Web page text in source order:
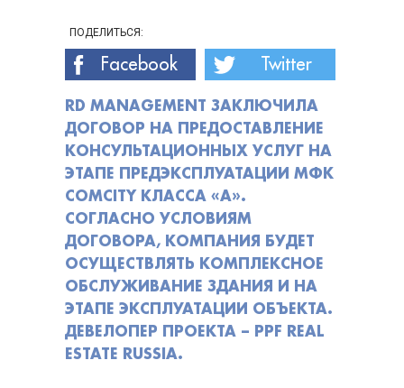
ПОДЕЛИТЬСЯ:
Facebook Twitter
RD MANAGEMENT ЗАКЛЮЧИЛА
ДОГОВОР НА ПРЕДОСТАВЛЕНИЕ
КОНСУЛЬТАЦИОННЫХ УСЛУГ НА
ЭТАПЕ ПРЕДЭКСПЛУАТАЦИИ МФК
COMCITY КЛАССА «А».
СОГЛАСНО УСЛОВИЯМ
ДОГОВОРА, КОМПАНИЯ БУДЕТ
ОСУЩЕСТВЛЯТЬ КОМПЛЕКСНОЕ
ОБСЛУЖИВАНИЕ ЗДАНИЯ И НА
ЭТАПЕ ЭКСПЛУАТАЦИИ ОБЪЕКТА.
ДЕВЕЛОПЕР ПРОЕКТА – PPF REAL
ESTATE RUSSIA.